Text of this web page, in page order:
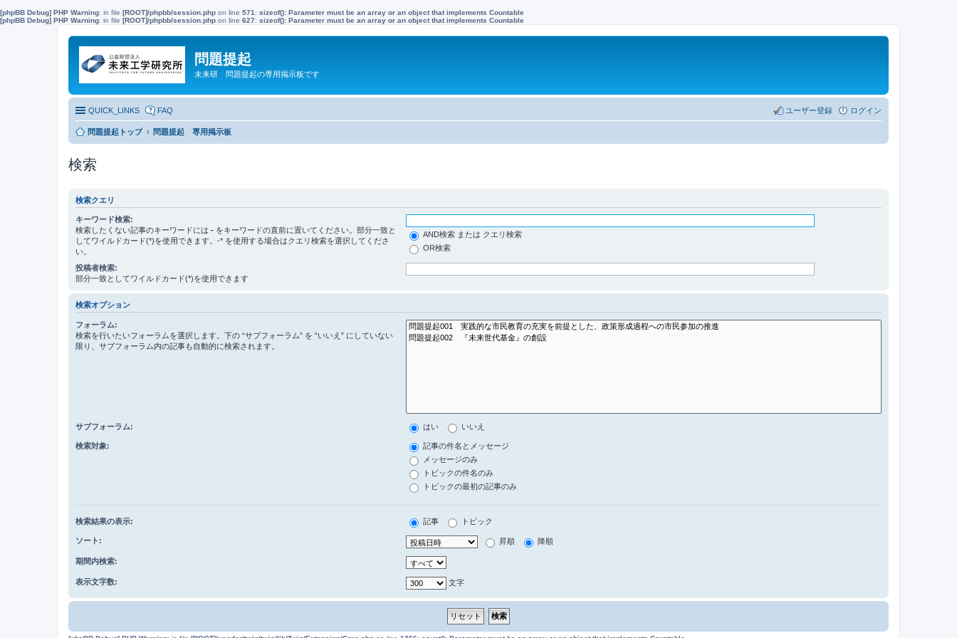
[phpBB Debug] PHP Warning: in file [ROOT]/phpbb/session.php on line 571 : sizeof(): Parameter must be an array or an object that implements Countable
[phpBB Debug] PHP Warning: in file [ROOT]/phpbb/session.php on line 627: sizeof(): Parameter must be an array or an object that implements Countable
問題提起
未来研 問題提起の専用掲示板です
QUICK_LINKS FAQ ログイン
ユーザー登録
問題提起トップ 問題提起 専用掲示板
検索
検索クエリ
キーワード検索:
検索したくない記事のキーワードには - をキーワードの直前に置いてください。部分一致と
してワイルドカード(*)を使用できます。-* を使用する場合はクエリ検索を選択してくださ
い。
AND検索 または クエリ検索
OR検索
投稿者検索:
部分一致としてワイルドカード(*)を使用できます
検索オプション
フォーラム:
検索を行いたいフォーラムを選択します。下の “サブフォーラム” を “いいえ” にしていない
限り、サブフォーラム内の記事も自動的に検索されます。
サブフォーラム: はい いいえ
検索対象:
記事の件名とメッセージ
メッセージのみ
トピックの件名のみ
トピックの最初の記事のみ
検索結果の表示: 記事 トピック
ソート: 昇順 降順
期間内検索:
表示文字数: 文字